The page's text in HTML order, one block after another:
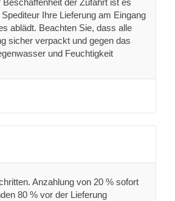
Beschaffenheit der Zufahrt ist es
Ihre Lieferung am Eingang
ablädt. Beachten Sie, dass alle
sicher verpackt und gegen das
und Feuchtigkeit
Anzahlung von 20 % sofort
80 % vor der Lieferung